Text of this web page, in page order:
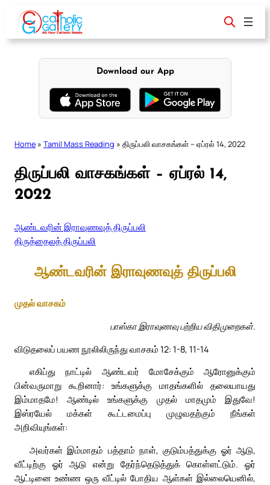
content
Download our App
Home » Tamil Mass Reading » திருப்பலி வாசகங்கள் – ஏப்ரல் 14, 2022
திருப்பலி வாசகங்கள் – ஏப்ரல் 14,
2022
ஆண்டவரின் இராவுணவுத் திருப்பலி
திருத்தைலத் திருப்பலி
ஆண்டவரின் இராவுணவுத் திருப்பலி
முதல் வாசகம்
பாஸ்கா இராவுணவு பற்றிய விதிமுறைகள்.
விடுதலைப் பயண நூலிலிருந்து வாசகம் 12: 1-8, 11-14
எகிப்து நாட்டில் ஆண்டவர் மோசேக்கும் ஆரோனுக்கும்
பின்வருமாறு கூறினார்: உங்களுக்கு மாதங்களில் தலையாயது
இம்மாதமே! ஆண்டில் உங்களுக்கு முதல் மாதமும் இதுவே!
இஸ்ரயேல் மக்கள் கூட்டமைப்பு முழுவதற்கும் நீங்கள்
அறிவியுங்கள்:
அவர்கள் இம்மாதம் பத்தாம் நாள், குடும்பத்துக்கு ஓர் ஆடு,
வீட்டிற்கு ஓர் ஆடு என்று தேர்ந்தெடுத்துக் கொள்ளட்டும். ஓர்
ஆட்டினை உண்ண ஒரு வீட்டில் போதிய ஆள்கள் இல்லையெனில்,